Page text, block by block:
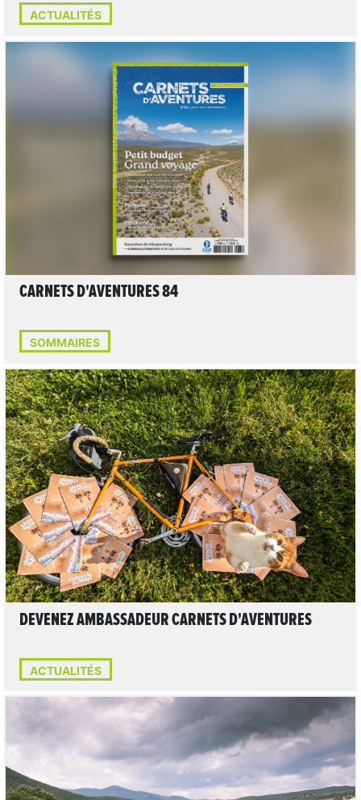
ACTUALITÉS
LIRE L'ARTICLE
CARNETS D'AVENTURES 84
SOMMAIRES
LIRE L'ARTICLE
DEVENEZ AMBASSADEUR CARNETS D'AVENTURES
ACTUALITÉS
LIRE L'ARTICLE